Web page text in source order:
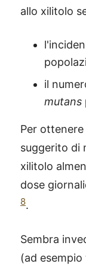
allo xilitolo
il
mutans
Per
suggerito di
xilitolo
dose
8.
Sembra
(ad